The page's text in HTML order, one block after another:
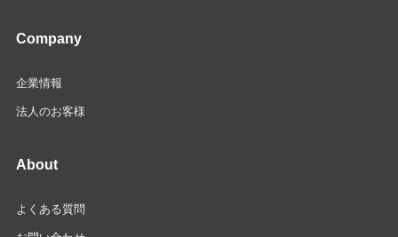
Company
企業情報
法人のお客様
About
よくある質問